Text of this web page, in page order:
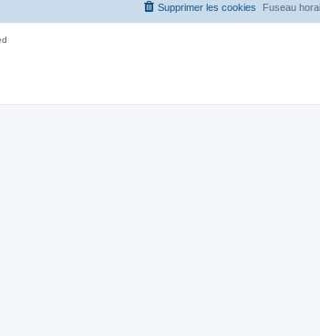
Fuseau
Supprimer les cookies